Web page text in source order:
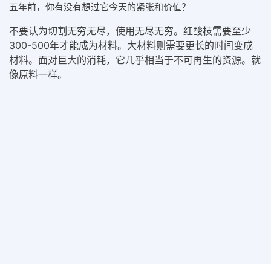
五年前，你有没有想过它今天的紧张和价值？
不要认为切割无穷无尽，使用无尽无穷。红酸枝需要至少
300-500年才能成为材料。大材料则需要更长的时间变成
材料。面对巨大的消耗，它几乎相当于不可再生的资源。就
像原料一样。